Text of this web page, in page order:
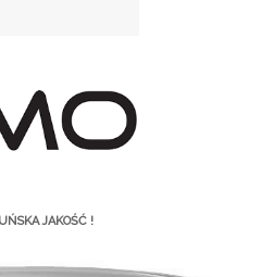
JAKOŚĆ !